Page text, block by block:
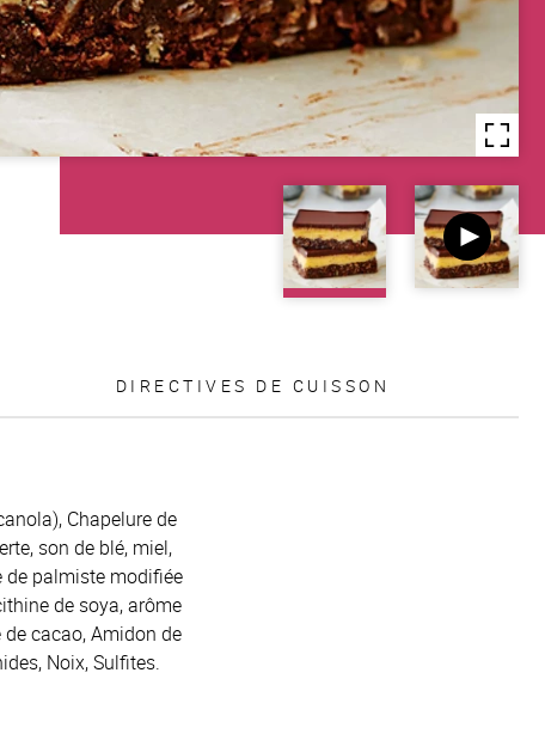
DIRECTIVES DE CUISSON
Chapelure de
son de blé, miel,
de palmiste modifiée
de soya, arôme
cacao, Amidon de
Noix, Sulfites.